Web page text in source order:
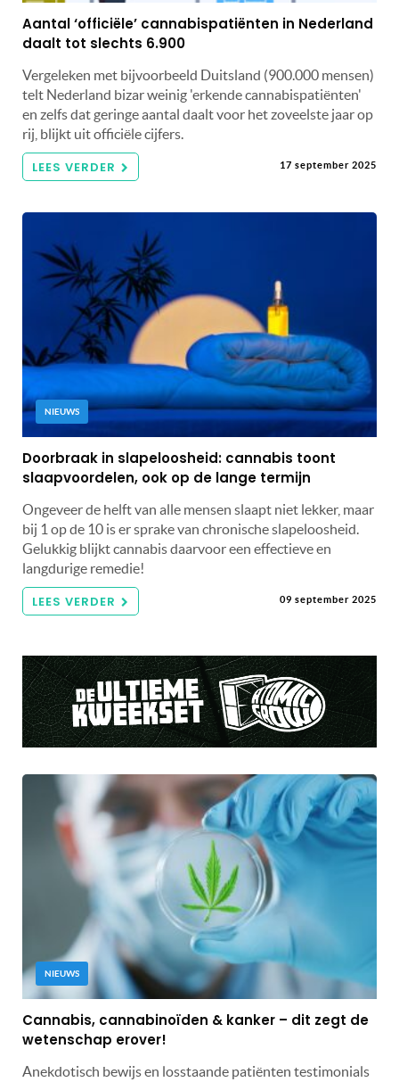
Aantal ‘officiële’ cannabispatiënten in Nederland
daalt tot slechts 6.900
Vergeleken met bijvoorbeeld Duitsland (900.000 mensen)
telt Nederland bizar weinig 'erkende cannabispatiënten'
en zelfs dat geringe aantal daalt voor het zoveelste jaar op
rij, blijkt uit officiële cijfers.
LEES VERDER 17 september 2025
NIEUWS
Doorbraak in slapeloosheid: cannabis toont
slaapvoordelen, ook op de lange termijn
Ongeveer de helft van alle mensen slaapt niet lekker, maar
bij 1 op de 10 is er sprake van chronische slapeloosheid.
Gelukkig blijkt cannabis daarvoor een effectieve en
langdurige remedie!
LEES VERDER 09 september 2025
NIEUWS
Cannabis, cannabinoïden & kanker – dit zegt de
wetenschap erover!
Anekdotisch bewijs en losstaande patiënten testimonials